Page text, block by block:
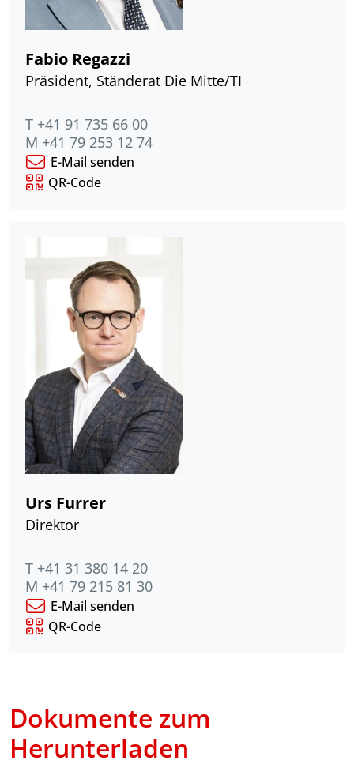
Fabio Regazzi
Präsident, Ständerat Die Mitte/TI
T +41 91 735 66 00
M +41 79 253 12 74
E-Mail senden
QR-Code
Urs Furrer
Direktor
T +41 31 380 14 20
M +41 79 215 81 30
E-Mail senden
QR-Code
Dokumente zum
Herunterladen